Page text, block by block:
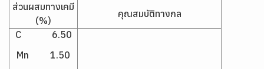
ส่วนผสมทางเคมี
(%)
คุณสมบัติทางกล
C 6.50
Mn 1.50